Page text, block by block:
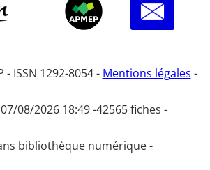
- ISSN 1292-8054 - Mentions légales -
08/2026 18:49 -42565 fiches -
bibliothèque numérique -